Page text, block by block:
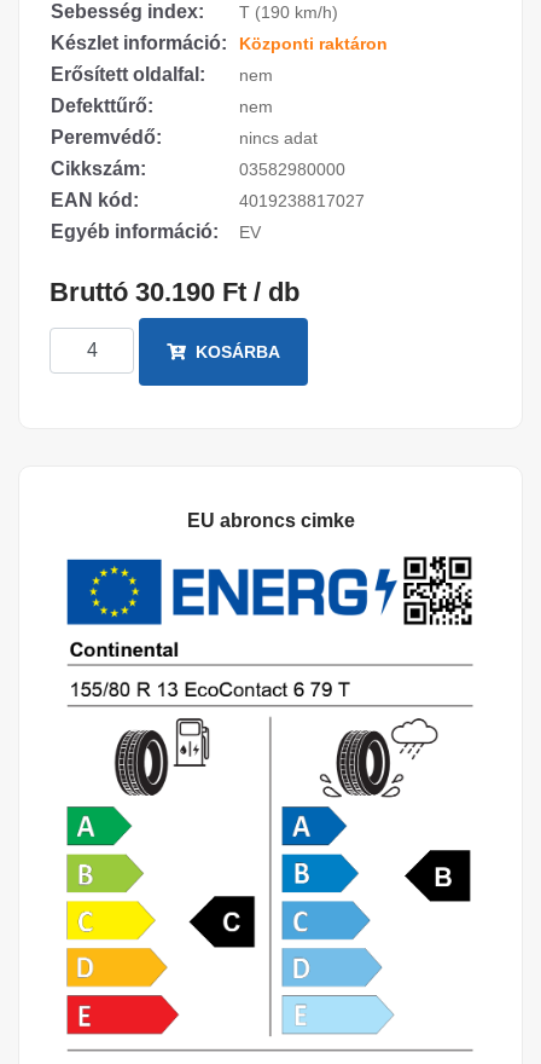
Sebesség index: T (190 km/h)
Készlet információ: Központi raktáron
Erősített oldalfal: nem
Defekttűrő: nem
Peremvédő: nincs adat
Cikkszám: 03582980000
EAN kód: 4019238817027
Egyéb információ: EV
Bruttó 30.190 Ft / db
KOSÁRBA
EU abroncs cimke